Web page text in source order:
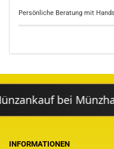
Persönliche Beratung mit
bei
INFORMATIONEN